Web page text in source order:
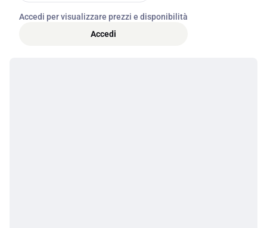
Accedi per visualizzare prezzi e disponibilità
Accedi